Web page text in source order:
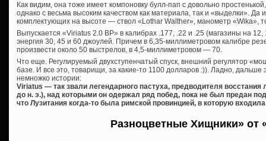
Как видим, она тоже имеет компоновку булл-пап с довольно
однако с весьма высоким качеством как материала, так и «выделки». Да
комплектующих на высоте — ствол «Lothar Walther», манометр «Wika»,
Выпускается «Viriatus 2.0 BP» в калибрах .177, .22 и .25 (магазины на 12,
энергия 30, 45 и 60 джоулей. Причем в 6,35-миллиметровом калибре
произвести около 50 выстрелов, в 4,5-миллиметровом — 70.
Что еще. Регулируемый двухступенчатый спуск, внешний регулятор
базе. И все это, товарищи, за какие-то 1100 долларов :)). Ладно, дальше
немножко истории:
Viriatus — так звали легендарного пастуха, предводителя восстания
до н. э.), над которыми он одержал ряд побед, пока не был предан
что Лузитания когда-то была римской провинцией, в которую
Разноцветные Хищники» от